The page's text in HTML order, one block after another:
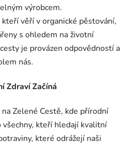
výrobcem.
věří v organické pěstování,
s ohledem na životní
je provázen odpovědností a
nás.
Zdraví Začíná
Zelené Cestě, kde přírodní
všechny, kteří hledají kvalitní
které odrážejí naši